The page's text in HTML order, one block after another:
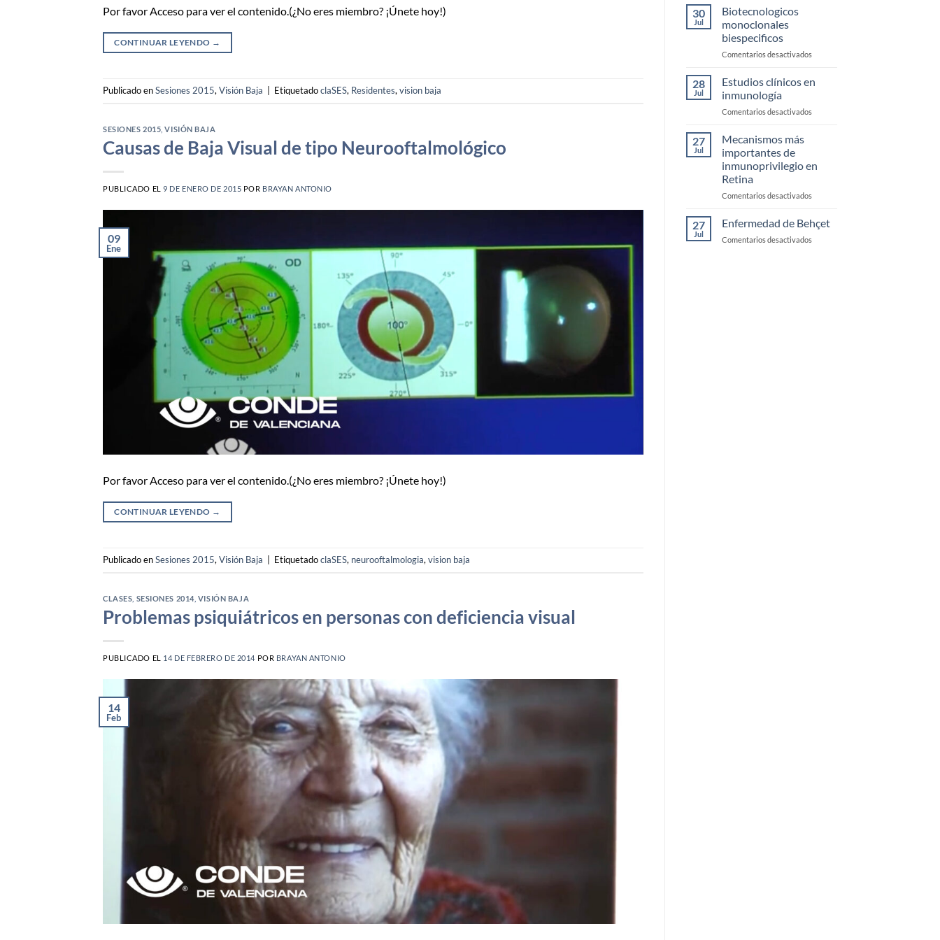
Por favor Acceso para ver el contenido.(¿No eres miembro? ¡Únete hoy!)
CONTINUAR LEYENDO →
Publicado enSesiones 2015,Visión Baja EtiquetadoclaSES, Residentes,vision baja
SESIONES 2015 ,VISIÓN BAJA
Causas de Baja Visual de tipo Neurooftalmológico
PUBLICADO EL9 DE ENERO DE 2015 POR BRAYAN ANTONIO
09
Ene
Por favor Acceso para ver el contenido.(¿No eres miembro? ¡Únete hoy!)
CONTINUAR LEYENDO →
Publicado enSesiones 2015, Visión Baja EtiquetadoclaSES, neurooftalmologia, vision baja
CLASES SESIONES 2014, VISIÓN BAJA
Problemas psiquiátricos en personas con deficiencia visual
PUBLICADO EL 14 DE FEBRERO DE 2014 POR BRAYAN ANTONIO
14
Feb
30
Jul
Biotecnologicos
monoclonales
biespecificos
Comentarios desactivadosen
28
Jul
Estudios clínicos en
inmunología
Comentarios desactivadosen
27
Jul
Mecanismos más
importantes de
inmunoprivilegio en
Retina
Comentarios desactivadosen
más
importantes
de
27
Jul
Enfermedad de Behçet
Comentarios desactivadosen